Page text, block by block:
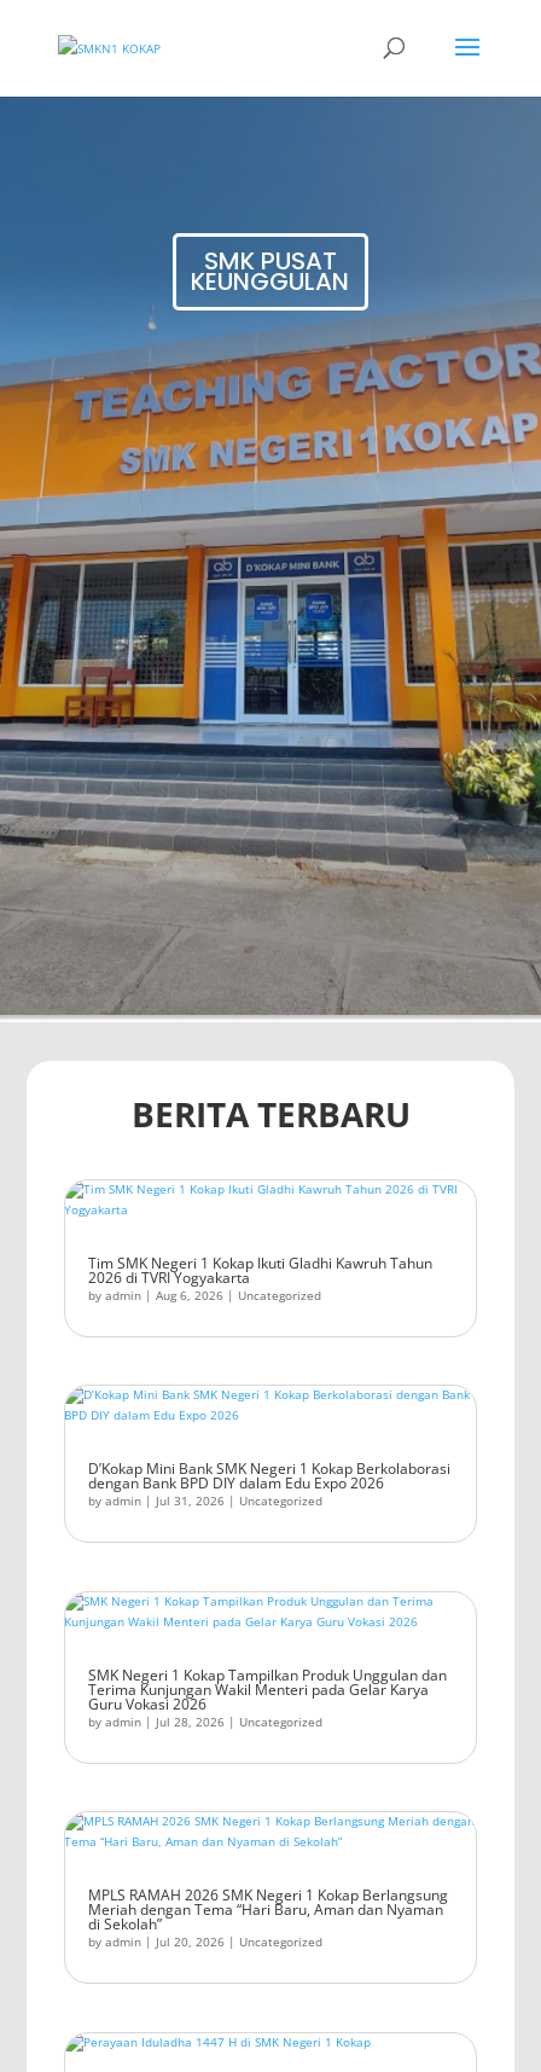
SMK PUSAT
KEUNGGULAN
BERITA TERBARU
Tim SMK Negeri 1 Kokap Ikuti Gladhi Kawruh Tahun
2026 di TVRI Yogyakarta
by admin| Aug 6, 2026| Uncategorized
D’Kokap Mini Bank SMK Negeri 1 Kokap Berkolaborasi
dengan Bank BPD DIY dalam Edu Expo 2026
by admin| Jul 31, 2026| Uncategorized
SMK Negeri 1 Kokap Tampilkan Produk Unggulan dan
Terima Kunjungan Wakil Menteri pada Gelar Karya
Guru Vokasi 2026
by admin| Jul 28, 2026| Uncategorized
MPLS RAMAH 2026 SMK Negeri 1 Kokap Berlangsung
Meriah dengan Tema “Hari Baru, Aman dan Nyaman
di Sekolah”
by admin| Jul 20, 2026| Uncategorized